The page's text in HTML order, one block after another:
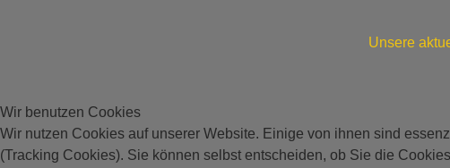
Unsere
Wir benutzen Cookies
Wir nutzen Cookies auf unserer Website. Einige von ihnen sind
(Tracking Cookies). Sie können selbst entscheiden, ob Sie die